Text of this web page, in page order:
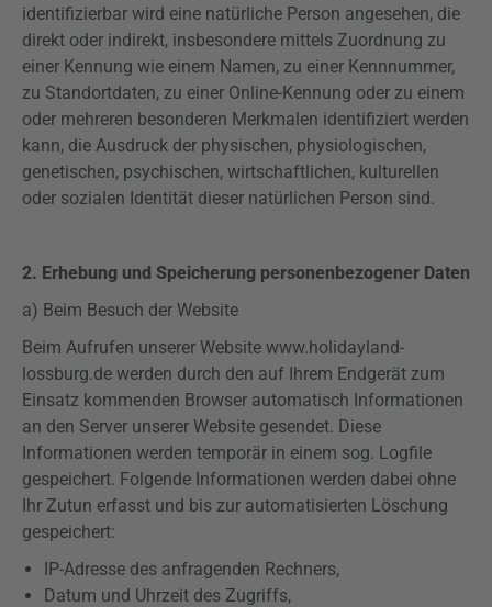
identifizierbar wird eine natürliche Person angesehen, die
direkt oder indirekt, insbesondere mittels Zuordnung zu
einer Kennung wie einem Namen, zu einer Kennnummer,
zu Standortdaten, zu einer Online-Kennung oder zu einem
oder mehreren besonderen Merkmalen identifiziert werden
kann, die Ausdruck der physischen, physiologischen,
genetischen, psychischen, wirtschaftlichen, kulturellen
oder sozialen Identität dieser natürlichen Person sind.
2. Erhebung und Speicherung personenbezogener Daten
a) Beim Besuch der Website
Beim Aufrufen unserer Website www.holidayland-
lossburg.de werden durch den auf Ihrem Endgerät zum
Einsatz kommenden Browser automatisch Informationen
an den Server unserer Website gesendet. Diese
Informationen werden temporär in einem sog. Logfile
gespeichert. Folgende Informationen werden dabei ohne
Ihr Zutun erfasst und bis zur automatisierten Löschung
gespeichert:
IP-Adresse des anfragenden Rechners,
Datum und Uhrzeit des Zugriffs,